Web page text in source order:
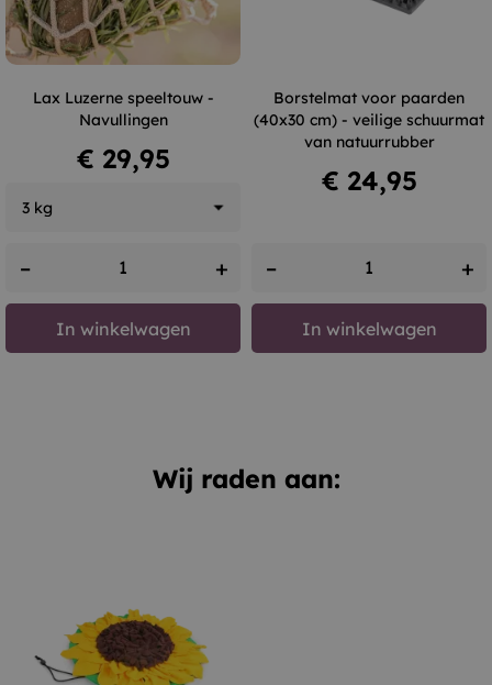
Lax Luzerne speeltouw -
Navullingen
Prijs
€ 29,95
– +
In winkelwagen
Borstelmat voor paarden
(40x30 cm) - veilige schuurmat
van natuurrubber
Prijs
€ 24,95
– +
In winkelwagen
Wij raden aan: